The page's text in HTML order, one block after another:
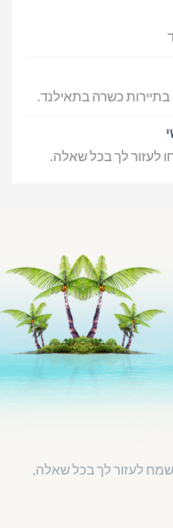
בתיירות כשרה בתאילנד.
לעזור לך בכל שאלה.
לעזור לך בכל שאלה,